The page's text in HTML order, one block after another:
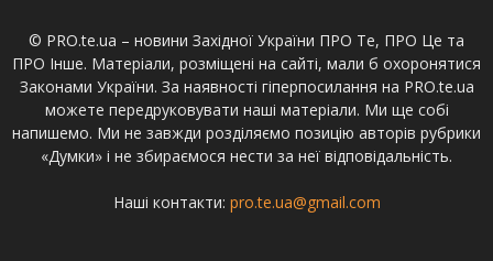
© PRO.te.ua – новини Західної України ПРО Те, ПРО Це та
ПРО Інше. Матеріали, розміщені на сайті, мали б охоронятися
Законами України. За наявності гіперпосилання на PRO.te.ua
можете передруковувати наші матеріали. Ми ще собі
напишемо. Ми не завжди розділяємо позицію авторів рубрики
«Думки» і не збираємося нести за неї відповідальність.
Наші контакти: pro.te.ua@gmail.com